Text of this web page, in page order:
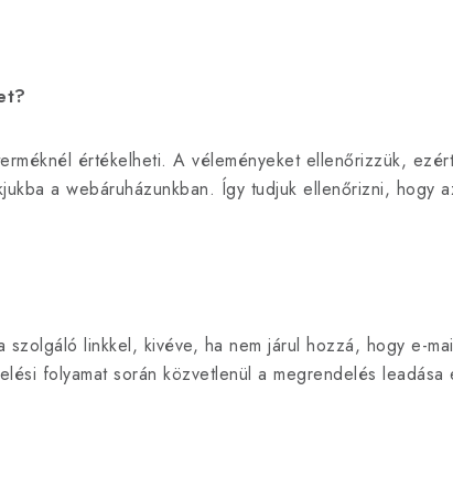
értékelheti. A véleményeket ellenőrizzük,
a webáruházunkban. Így tudjuk ellenőrizni, hogy
linkkel, kivéve, ha nem járul hozzá, hogy e-
folyamat során közvetlenül a megrendelés leadása